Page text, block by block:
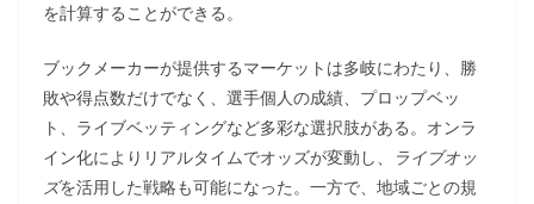
を計算することができる。
ブックメーカーが提供するマーケットは多岐にわたり、勝
敗や得点数だけでなく、選手個人の成績、プロップベッ
ト、ライブベッティングなど多彩な選択肢がある。オンラ
イン化によりリアルタイムでオッズが変動し、
ライブオッ
ズを活用した戦略も可能になった。一方で、地域ごとの規